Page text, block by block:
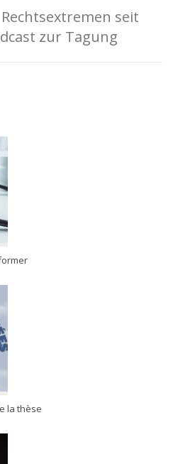
seit
zur Tagung
la thèse